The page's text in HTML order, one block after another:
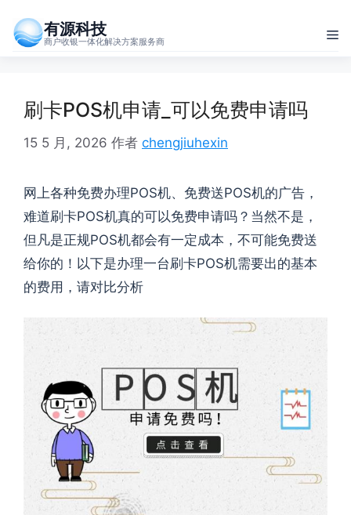
有源科技
商户收银一体化解决方案服务商 菜
刷卡POS机申请_可以免费申请吗
15 5 月, 2026 作者 chengjiuhexin
网上各种免费办理POS机、免费送POS机的广告，
难道刷卡POS机真的可以免费申请吗？当然不是，
但凡是正规POS机都会有一定成本，不可能免费送
给你的！以下是办理一台刷卡POS机需要出的基本
的费用，请对比分析